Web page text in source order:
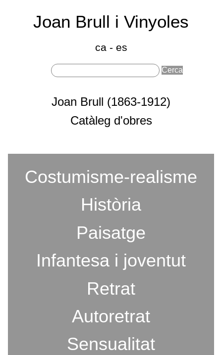
Joan Brull i Vinyoles
ca- es
Seccions principals
Sobre Joan Brull
Joan Brull (1863-1912)
Catàleg d'obres
Categories
Costumisme-realisme
Història
Paisatge
Infantesa i joventut
Retrat
Autoretrat
Sensualitat